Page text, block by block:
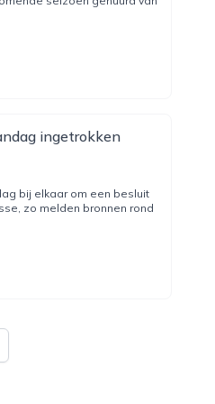
ingetrokken
bij elkaar om een besluit
zo melden bronnen rond